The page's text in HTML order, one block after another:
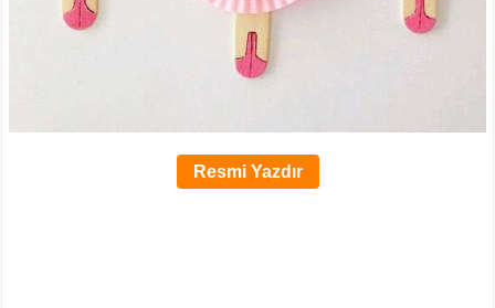
Resmi Yazdır